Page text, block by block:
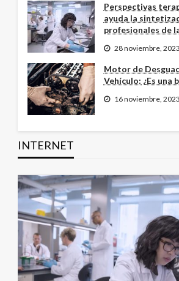
Perspectivas
ayuda la
profesionales de
28 noviembre, 2023
Motor de
Vehículo: ¿Es una
16 noviembre, 2023
INTERNET